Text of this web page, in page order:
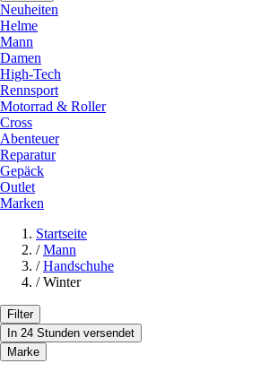
Neuheiten
Helme
Mann
Damen
High-Tech
Rennsport
Motorrad & Roller
Cross
Abenteuer
Reparatur
Gepäck
Outlet
Marken
Startseite
/ Mann
/ Handschuhe
/ Winter
Filter
In 24 Stunden versendet
Marke